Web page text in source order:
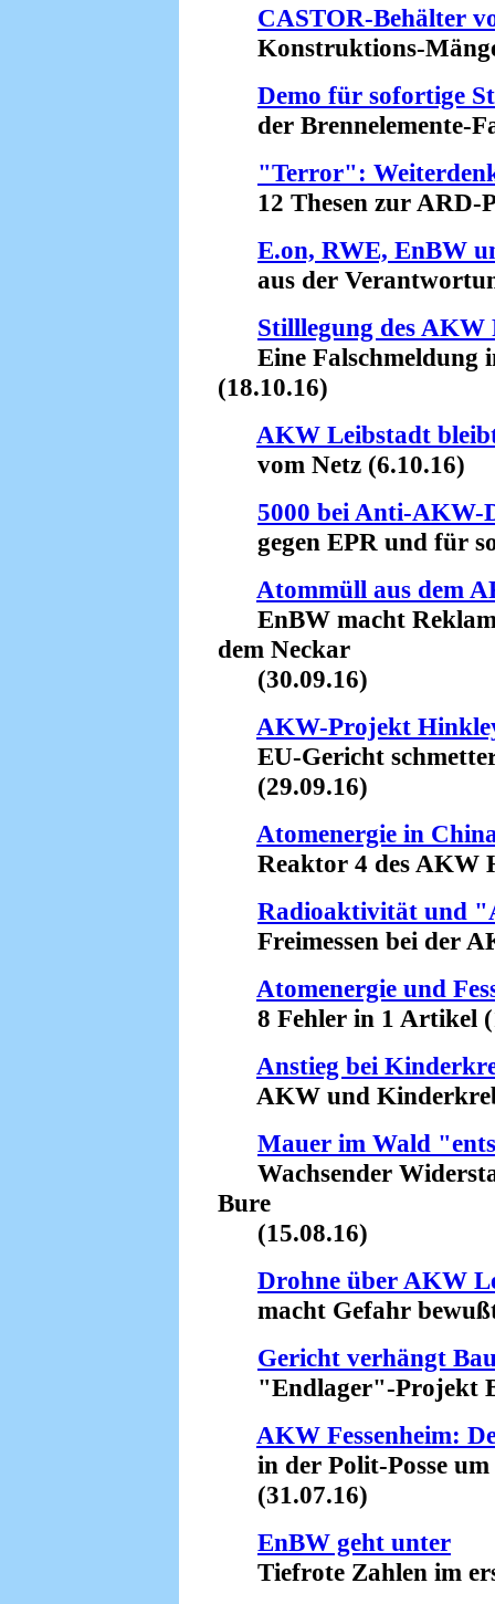
CASTOR-Behälter
Konstruktions-Mängel
Demo für sofortige
der Brennelemente-
"Terror":
12 Thesen zur ARD-
E.on, RWE, EnBW
aus der
Stilllegung des AKW
Eine Falschmeldung
(18.10.16)
AKW Leibstadt
vom Netz (6.10.16)
5000 bei Anti-AKW-
gegen EPR und für
Atommüll aus dem
EnBW macht
dem Neckar
(30.09.16)
AKW-Projekt
EU-Gericht
(29.09.16)
Atomenergie in
Reaktor 4 des AKW
Radioaktivität und
Freimessen bei der
Atomenergie und
8 Fehler in 1 Artikel
Anstieg bei
AKW und
Mauer im Wald
Wachsender
Bure
(15.08.16)
Drohne über AKW
macht Gefahr
Gericht verhängt
"Endlager"-Projekt
AKW Fessenheim:
in der Polit-Posse um
(31.07.16)
EnBW geht unter
Tiefrote Zahlen im